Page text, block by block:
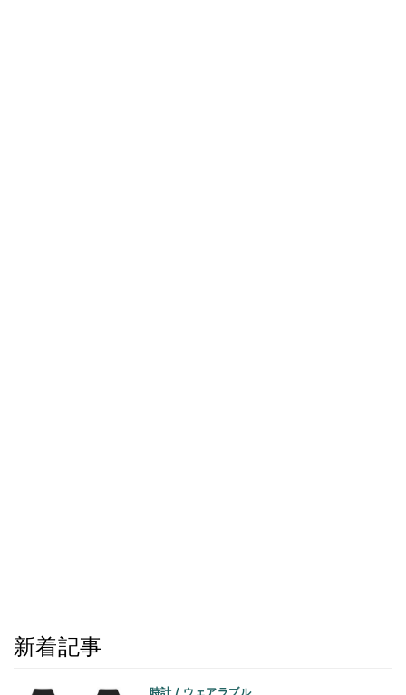
新着記事
時計 / ウェアラブル